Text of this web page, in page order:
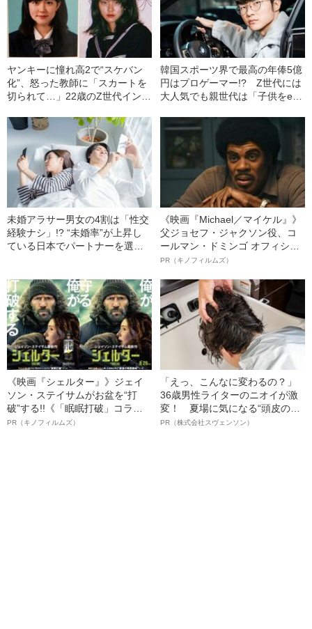
ヤンキーに憧れ高2で“スケバン
化”、怒った教師に「スカートを
切られて…」22歳のZ世代インフ
ケ
韓国スポーツ界で最高の年俸5億
円はプロゲーマー!? Z世代には
大人気でも親世代は「子供をeス
という“断絶”が…
未婚アラサー男女の4割は「性交
経験ナシ」!? “未婚率”が上昇し
ている日本でパートナーを選ぶ
《映画『Michael／マイケル』》
父ジョセフ・ジャクソン役、コ
ールマン・ドミンゴ オフィシャ
ルインタビュー“観客を魅了した
語る”《日本興収70億円突破》
PR（キノフィルムズ）
《映画『シェルター』》ジェイ
ソン・ステイサムがお盆を“打
破”する!!《「眠眠打破」コラ
ボ》
PR（キノフィルムズ）
「えっ、こんなに変わるの？」
36歳男性ライターのニオイが激
変！ 夏場に気になる“頭皮のニ
オイ”や“ベタつき”を解消す
PR（株式会社スヴェンソン）